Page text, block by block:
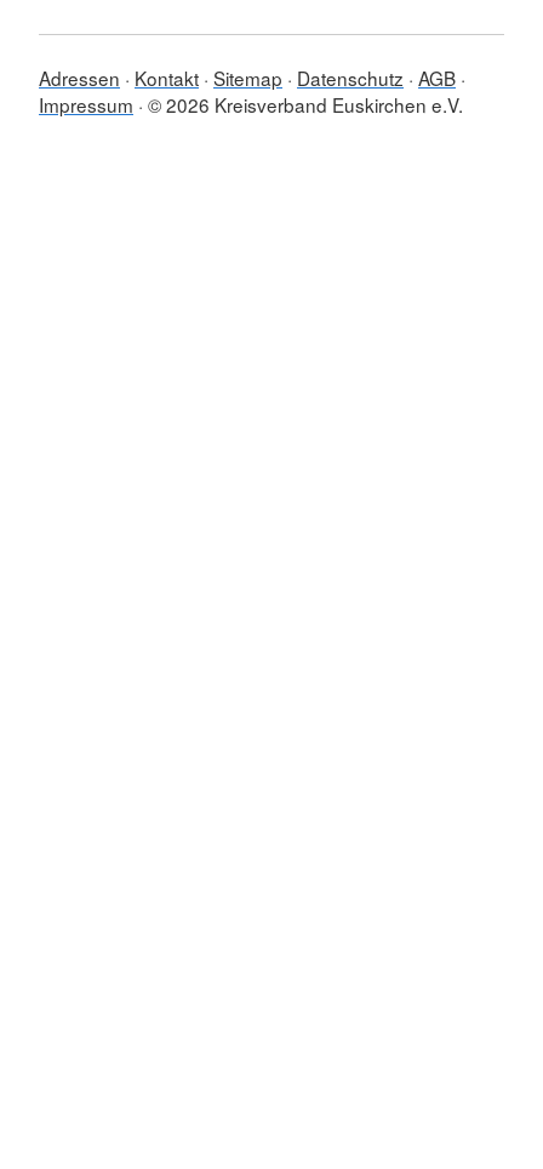
Adressen Kontakt Sitemap Datenschutz AGB
Impressum © 2026 Kreisverband Euskirchen e.V.